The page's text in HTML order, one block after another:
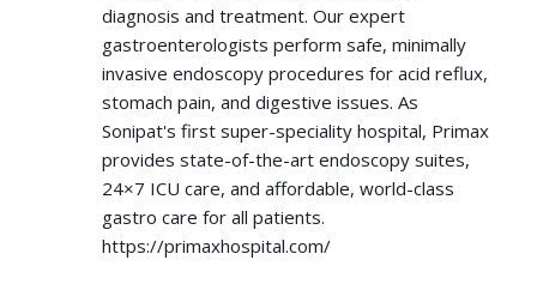
diagnosis and treatment. Our expert
gastroenterologists perform safe, minimally
invasive endoscopy procedures for acid reflux,
stomach pain, and digestive issues. As
Sonipat's first super-speciality hospital, Primax
provides state-of-the-art endoscopy suites,
24×7 ICU care, and affordable, world-class
gastro care for all patients.
https://primaxhospital.com/